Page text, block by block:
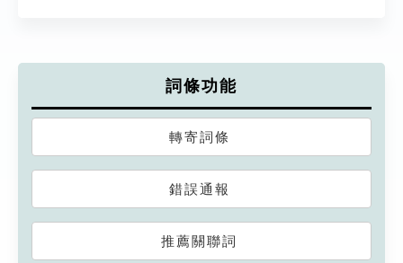
詞條功能
轉寄詞條
錯誤通報
推薦關聯詞